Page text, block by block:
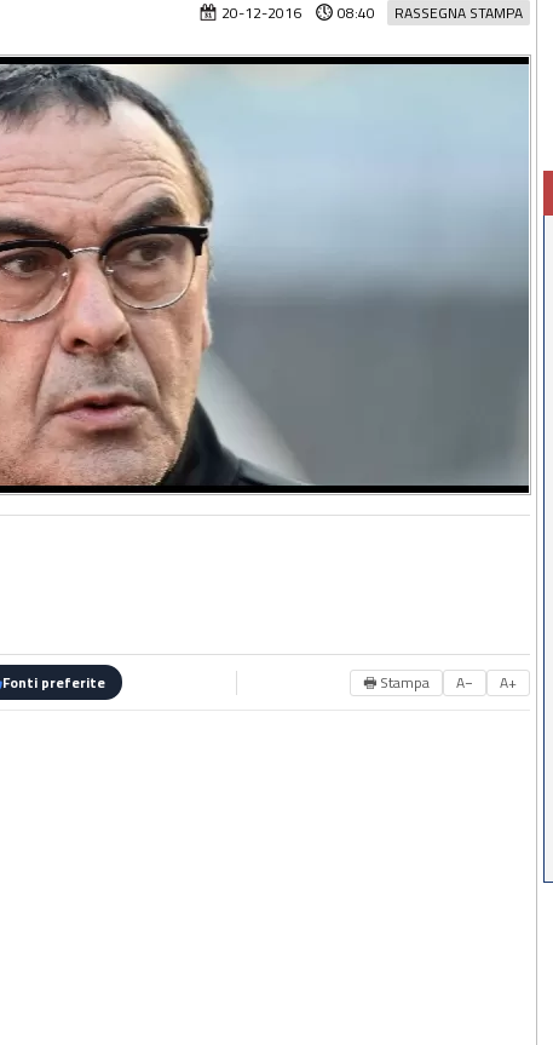
RASSEGNA STAMPA
20-12-2016 08:40
Fonti preferite 🖶 Stampa A− A+